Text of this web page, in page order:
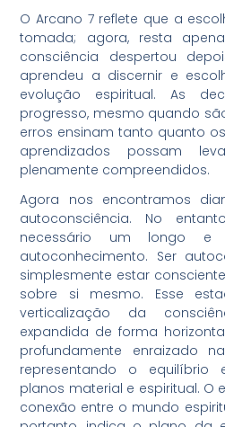
O Arcano 7 reflete que a
tomada; agora, resta
consciência despertou
aprendeu a discernir e
evolução espiritual. As
progresso, mesmo quando
erros ensinam tanto quanto
aprendizados possam
plenamente compreendidos.
Agora nos encontramos
autoconsciência. No
necessário um longo e
autoconhecimento. Ser
simplesmente estar
sobre si mesmo. Esse
verticalização da
expandida de forma
profundamente enraizado
representando o equilíbrio
planos material e espiritual. O
conexão entre o mundo